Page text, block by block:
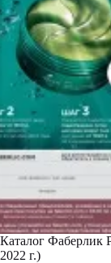
Каталог Фаберлик
2022 г.)